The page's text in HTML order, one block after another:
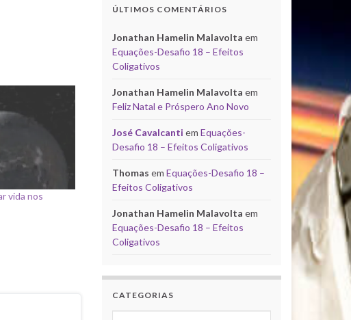
vida nos
ÚLTIMOS COMENTÁRIOS
Jonathan Hamelin Malavolta em
Equações-Desafio 18 – Efeitos
Coligativos
Jonathan Hamelin Malavolta em
Feliz Natal e Próspero Ano Novo
José Cavalcanti em Equações-
Desafio 18 – Efeitos Coligativos
Thomas em Equações-Desafio 18 –
Efeitos Coligativos
Jonathan Hamelin Malavolta em
Equações-Desafio 18 – Efeitos
Coligativos
CATEGORIAS